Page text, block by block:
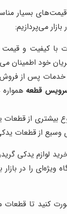
قیمت‌های بسیار
می‌پردازیم:
با کیفیت و
خود اطمینان
خدمات پس از
قطعه
بیشتری از
وسیع از قطعات
خرید لوازم یدکی
را در
کنید تا قطعات